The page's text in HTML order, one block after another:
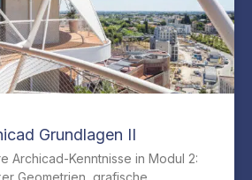
Grundlagen II
Archicad-Kenntnisse in Modul 2:
Geometrien, grafische